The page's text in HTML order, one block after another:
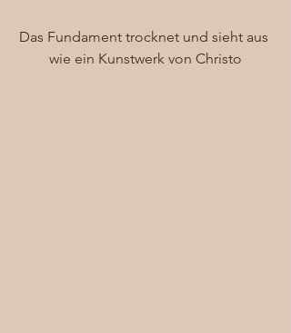
Das Fundament trocknet und sieht aus
wie ein Kunstwerk von Christo